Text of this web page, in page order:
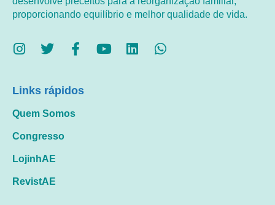
proporcionando equilíbrio e melhor qualidade de vida.
Links rápidos
Quem Somos
Congresso
LojinhAE
RevistAE